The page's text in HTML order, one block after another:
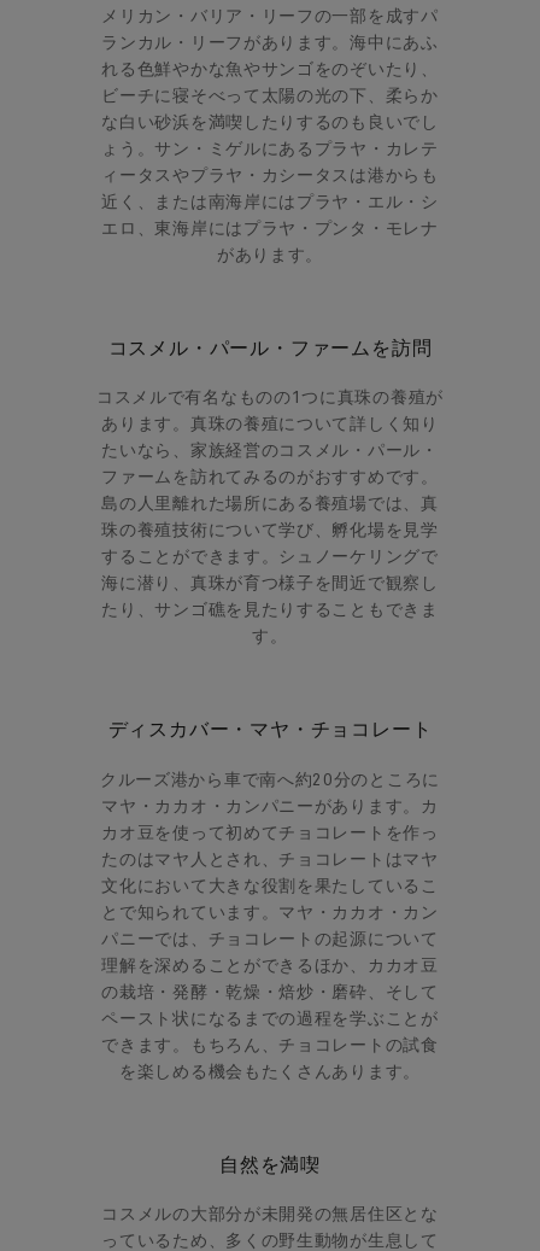
メリカン・バリア・リーフの一部を成すパ
ランカル・リーフがあります。海中にあふ
れる色鮮やかな魚やサンゴをのぞいたり、
ビーチに寝そべって太陽の光の下、柔らか
な白い砂浜を満喫したりするのも良いでし
ょう。サン・ミゲルにあるプラヤ・カレテ
ィータスやプラヤ・カシータスは港からも
近く、または南海岸にはプラヤ・エル・シ
エロ、東海岸にはプラヤ・プンタ・モレナ
があります。
コスメル・パール・ファームを訪問
コスメルで有名なものの1つに真珠の養殖が
あります。真珠の養殖について詳しく知り
たいなら、家族経営のコスメル・パール・
ファームを訪れてみるのがおすすめです。
島の人里離れた場所にある養殖場では、真
珠の養殖技術について学び、孵化場を見学
することができます。シュノーケリングで
海に潜り、真珠が育つ様子を間近で観察し
たり、サンゴ礁を見たりすることもできま
す。
ディスカバー・マヤ・チョコレート
クルーズ港から車で南へ約20分のところに
マヤ・カカオ・カンパニーがあります。カ
カオ豆を使って初めてチョコレートを作っ
たのはマヤ人とされ、チョコレートはマヤ
文化において大きな役割を果たしているこ
とで知られています。マヤ・カカオ・カン
パニーでは、チョコレートの起源について
理解を深めることができるほか、カカオ豆
の栽培・発酵・乾燥・焙炒・磨砕、そして
ペースト状になるまでの過程を学ぶことが
できます。もちろん、チョコレートの試食
を楽しめる機会もたくさんあります。
自然を満喫
コスメルの大部分が未開発の無居住区とな
っているため、多くの野生動物が生息して